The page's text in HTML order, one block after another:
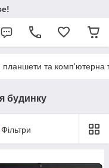
планшети та комп'ютерна
будинку
Фільтри